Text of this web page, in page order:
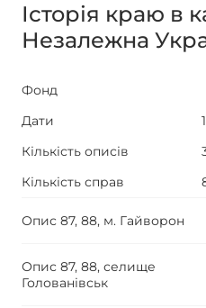
Історія краю в
Незалежна
Фонд
Дати
Кількість описів
Кількість справ
Опис 87, 88, м. Гайворон
Опис 87, 88, селище
Голованівськ